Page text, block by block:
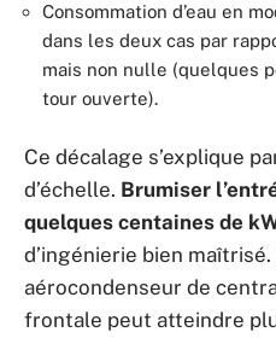
Consommation d’eau en
dans les deux cas par
mais non nulle (quelques
tour ouverte).
Ce décalage s’explique
d’échelle. Brumiser
quelques centaines de
d’ingénierie bien
aérocondenseur de
frontale peut atteindre